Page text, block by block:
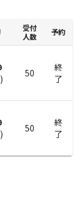
受付
人数
予約
) 50
終
了
) 50
終
了